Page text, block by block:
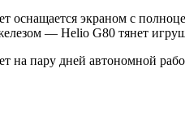
оснащается экраном с
— Helio G80 тянет
пару дней автономной